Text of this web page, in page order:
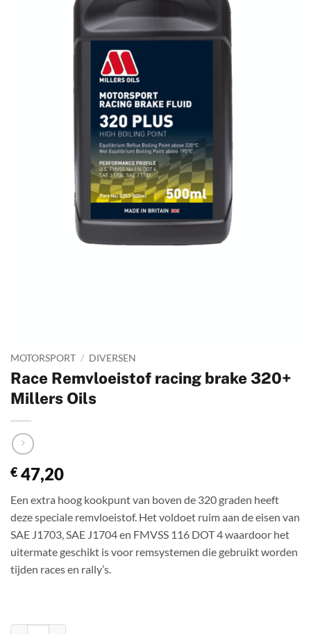
MOTORSPORT / DIVERSEN
Race Remvloeistof racing brake 320+
Millers Oils
€ 47,20
Een extra hoog kookpunt van boven de 320 graden heeft
deze speciale remvloeistof. Het voldoet ruim aan de eisen van
SAE J1703, SAE J1704 en FMVSS 116 DOT 4 waardoor het
uitermate geschikt is voor remsystemen die gebruikt worden
tijden races en rally’s.